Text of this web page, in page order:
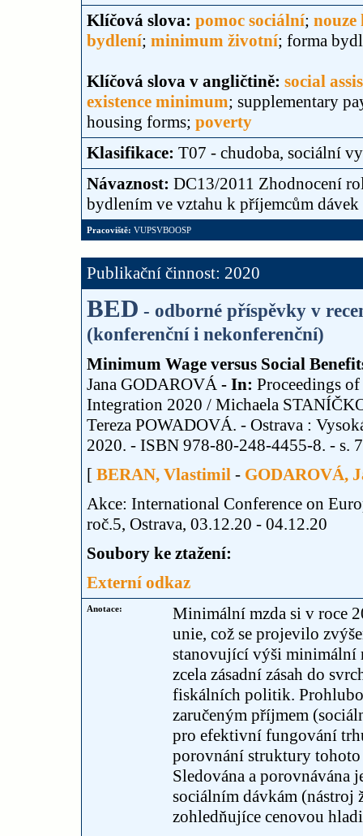
Klíčová slova: pomoc sociální; nouze
bydlení; minimum životní; forma
Klíčová slova v angličtině: social
existence minimum; supplementary
housing forms; poverty
Klasifikace: T07 - chudoba, sociální
Návaznost: DC13/2011 Zhodnocení
bydlením ve vztahu k příjemcům dávek
Pracoviště: VUPSVBOOSP
Publikační činnost: 2020
BED - odborné příspěvky v
(konferenční i nekonferenční)
Minimum Wage versus Social
Jana GODAROVÁ - In: Proceedings
Integration 2020 / Michaela
Tereza POWADOVÁ. - Ostrava :
2020. - ISBN 978-80-248-4455-8. - s.
[ BERAN, Vlastimil - GODAROVÁ,
Akce: International Conference on
roč.5, Ostrava, 03.12.20 - 04.12.20
Soubory ke ztažení:
Externí odkaz
Anotace:
Minimální mzda si v roce
unie, což se projevilo
stanovující výši minimální
zcela zásadní zásah do
fiskálních politik.
zaručeným příjmem
pro efektivní fungování
porovnání struktury tohoto
Sledována a porovnávána
sociálním dávkám
zohledňujíce cenovou